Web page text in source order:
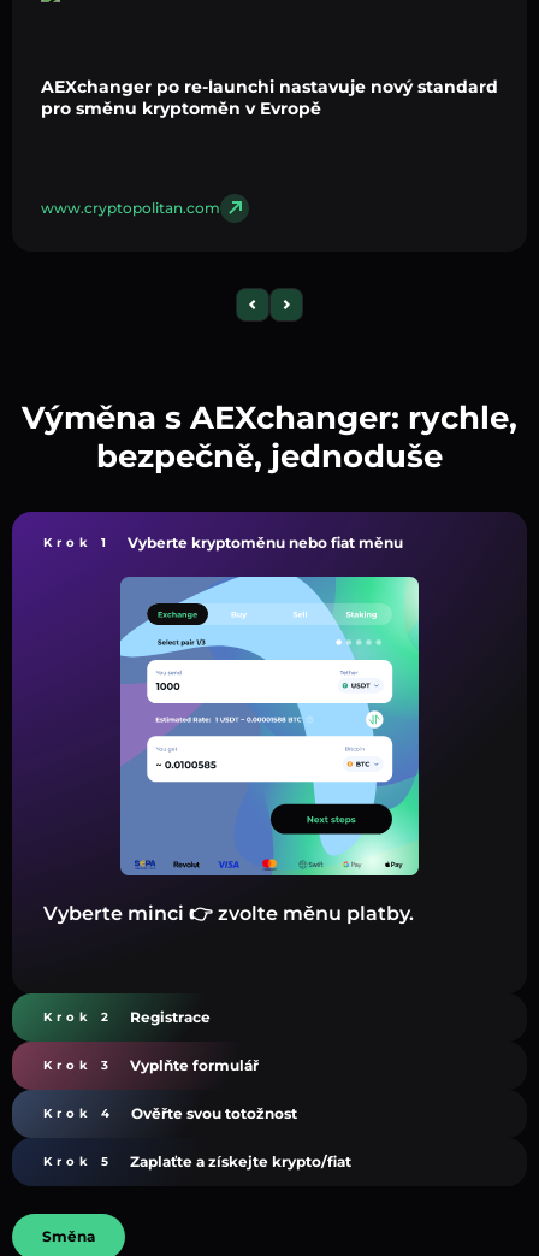
AEXchanger po re-launchi nastavuje nový standard
pro směnu kryptoměn v Evropě
www.cryptopolitan.com
Výměna s AEXchanger: rychle,
bezpečně, jednoduše
Krok 1 Vyberte kryptoměnu nebo fiat měnu
Vyberte minci 👉 zvolte měnu platby.
Krok 2 Registrace
Krok 3 Vyplňte formulář
Krok 4 Ověřte svou totožnost
Krok 5 Zaplaťte a získejte krypto/fiat
Směna